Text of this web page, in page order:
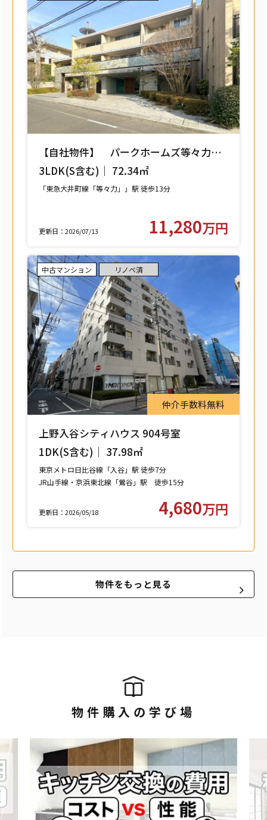
【自社物件】 パークホームズ等々力レ
ジデンススクエア 208号室 【世田谷区
中町】
3LDK(S含む)｜ 72.34㎡
「東急大井町線「等々力」」駅 徒歩13分
更新日：2026/07/13 11,280万円
仲介手数料無料
中古マンション リノベ済
上野入谷シティハウス 904号室
1DK(S含む)｜ 37.98㎡
東京メトロ日比谷線「入谷」駅 徒歩7分
JR山手線・京浜東北線「鶯谷」駅 徒歩15分
更新日：2026/05/18 4,680万円
物件をもっと見る
物件購入の学び場